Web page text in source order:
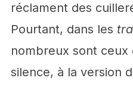
réclament des
Pourtant, dans les
nombreux sont
silence, à la version